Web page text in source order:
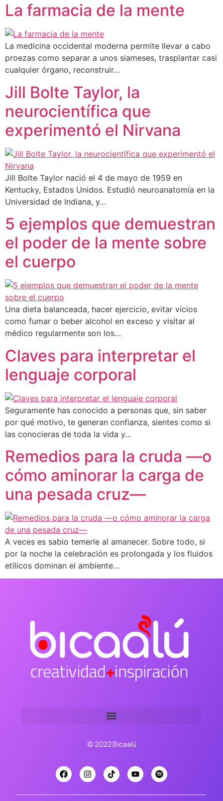
La farmacia de la mente
La medicina occidental moderna permite llevar a cabo
proezas como separar a unos siameses, trasplantar casi
cualquier órgano, reconstruir…
Jill Bolte Taylor, la
neurocientífica que
experimentó el Nirvana
Jill Bolte Taylor nació el 4 de mayo de 1959 en
Kentucky, Estados Unidos. Estudió neuroanatomía en la
Universidad de Indiana, y…
5 ejemplos que demuestran
el poder de la mente sobre
el cuerpo
Una dieta balanceada, hacer ejercicio, evitar vicios
como fumar o beber alcohol en exceso y visitar al
médico regularmente son los…
Claves para interpretar el
lenguaje corporal
Seguramente has conocido a personas que, sin saber
por qué motivo, te generan confianza, sientes como si
las conocieras de toda la vida y…
Remedios para la cruda —o
cómo aminorar la carga de
una pesada cruz—
A veces es sabio temerle al amanecer. Sobre todo, si
por la noche la celebración es prolongada y los fluidos
etílicos dominan el ambiente…
© 2022 Bicaalú